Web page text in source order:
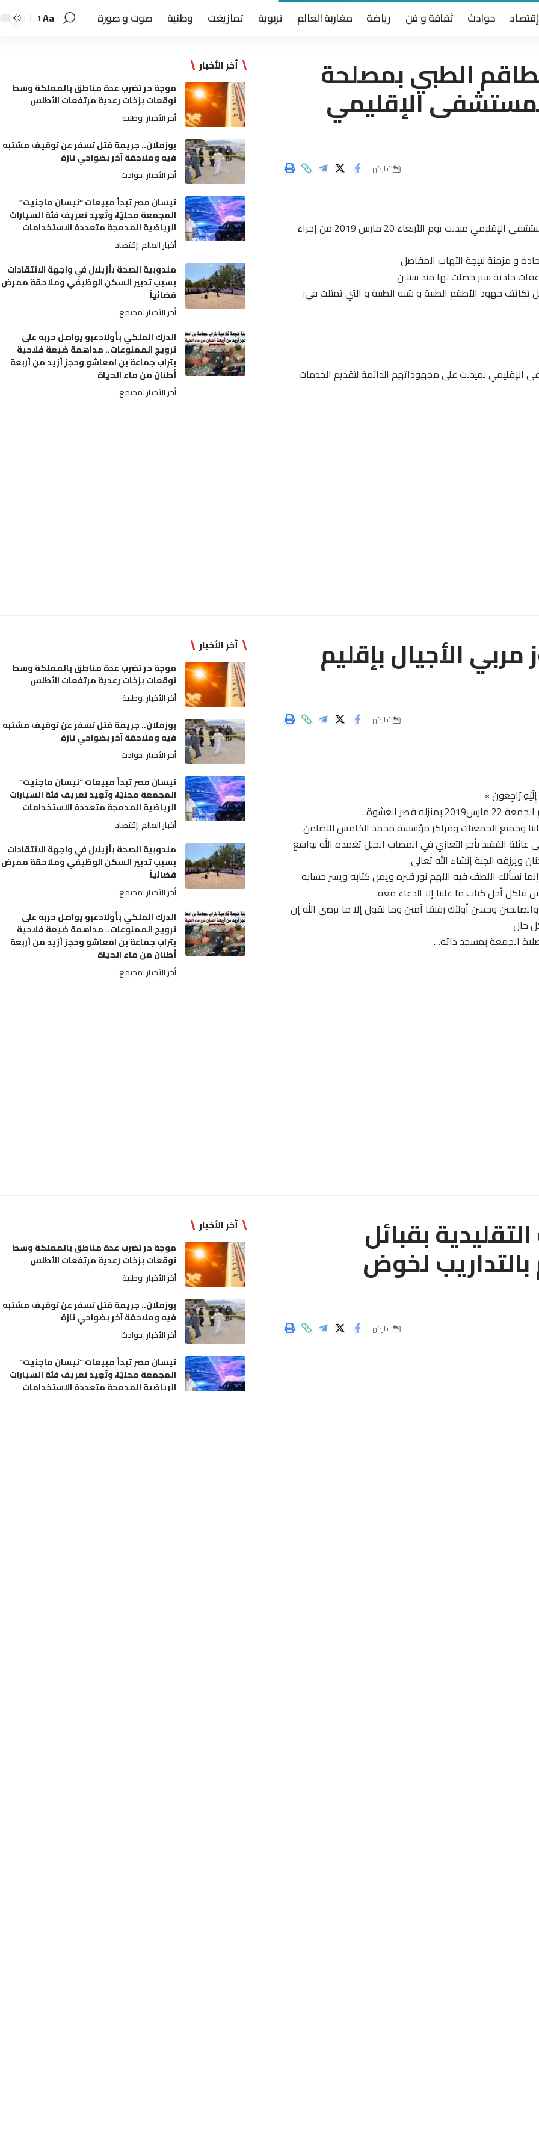
إقتصاد حوادث ثقافة و فن رياضة مغاربة العالم تربوية تمازيغت وطنية صوت و صورة Aa
الطبي بمصلحة
الإقليمي
شاركها
تمكن الطاقم الطبي بمصلحة طب العظام و المفاصل بالمستشفى الإقليمي ميدلت يوم الأربعاء 20 مارس 2019 من إجراء
و مزمنة نتيجة التهاب المفاصل
حادثة سير حصلت لها منذ سنتين
تكاثف جهود الأطقم الطبية و شبه الطبية و التي تمثلت في:
الإقليمي لميدلت على مجهوداتهم الدائمة لتقديم الخدمات
أخر الأخبار
موجة حر تضرب عدة مناطق بالمملكة وسط
توقعات بزخات رعدية مرتفعات الأطلس
أخر الأخبار وطنية
بوزملان.. جريمة قتل تسفر عن توقيف مشتبه
فيه وملاحقة آخر بضواحي تازة
أخر الأخبار حوادث
نيسان مصر تبدأ مبيعات “نيسان ماجنيت”
المجمعة محليًا، وتُعِيد تعريف فئة السيارات
الرياضية المدمجة متعددة الاستخدامات
أخبار العالم إقتصاد
مندوبية الصحة بأزيلال في واجهة الانتقادات
بسبب تدبير السكن الوظيفي وملاحقة ممرض
قضائياً
أخر الأخبار مجتمع
الدرك الملكي بأولادعبو يواصل حربه على
ترويج الممنوعات.. مداهمة ضيعة فلاحية
بتراب جماعة بن امعاشو وحجز أزيد من أربعة
أطنان من ماء الحياة
أخر الأخبار مجتمع
الأجيال بإقليم
شاركها
إِلَيْهِ رَاجِعونَ »
الغشوة .
وجميع الجمعيات ومراكز مؤسسة محمد الخامس للتضامن
الفقيد بأحر التعازي في المصاب الجلل تغمده الله بواسع
ويرزقه الجنة إنشاء الله تعالى.
نسألك اللطف فيه اللهم نور قبره ويمن كتابه ويسر حسابه
فلكل أجل كتاب ما علينا إلا الدعاء معه.
وحسن أولئك رفيقا آمين وما نقول إلا ما يرضي الله إن
حال
الجمعة بمسجد ذاته…
أخر الأخبار
موجة حر تضرب عدة مناطق بالمملكة وسط
توقعات بزخات رعدية مرتفعات الأطلس
أخر الأخبار وطنية
بوزملان.. جريمة قتل تسفر عن توقيف مشتبه
فيه وملاحقة آخر بضواحي تازة
أخر الأخبار حوادث
نيسان مصر تبدأ مبيعات “نيسان ماجنيت”
المجمعة محليًا، وتُعِيد تعريف فئة السيارات
الرياضية المدمجة متعددة الاستخدامات
أخبار العالم إقتصاد
مندوبية الصحة بأزيلال في واجهة الانتقادات
بسبب تدبير السكن الوظيفي وملاحقة ممرض
قضائياً
أخر الأخبار مجتمع
الدرك الملكي بأولادعبو يواصل حربه على
ترويج الممنوعات.. مداهمة ضيعة فلاحية
بتراب جماعة بن امعاشو وحجز أزيد من أربعة
أطنان من ماء الحياة
أخر الأخبار مجتمع
بقبائل
لخوض
شاركها
أخر الأخبار
موجة حر تضرب عدة مناطق بالمملكة وسط
توقعات بزخات رعدية مرتفعات الأطلس
أخر الأخبار وطنية
بوزملان.. جريمة قتل تسفر عن توقيف مشتبه
فيه وملاحقة آخر بضواحي تازة
أخر الأخبار حوادث
نيسان مصر تبدأ مبيعات “نيسان ماجنيت”
المجمعة محليًا، وتُعِيد تعريف فئة السيارات
الرياضية المدمجة متعددة الاستخدامات